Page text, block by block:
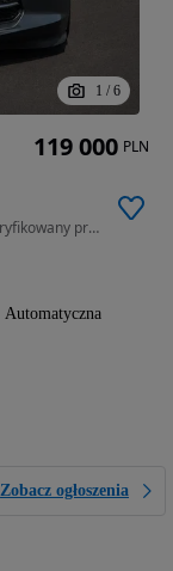
1 / 6
6162 cm3 • 466 KM • | Pełna dokumentacja | Zweryfikowany przebieg
Automatyczna
Zobacz ogłoszenia
119 000 PLN